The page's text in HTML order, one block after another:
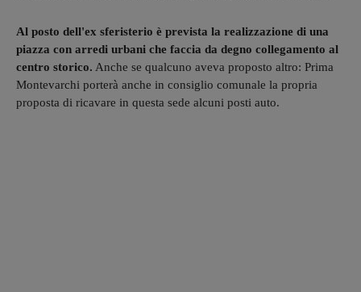
Al posto dell'ex sferisterio è prevista la realizzazione di una
piazza con arredi urbani che faccia da degno collegamento al
centro storico. Anche se qualcuno aveva proposto altro: Prima
Montevarchi porterà anche in consiglio comunale la propria
proposta di ricavare in questa sede alcuni posti auto.